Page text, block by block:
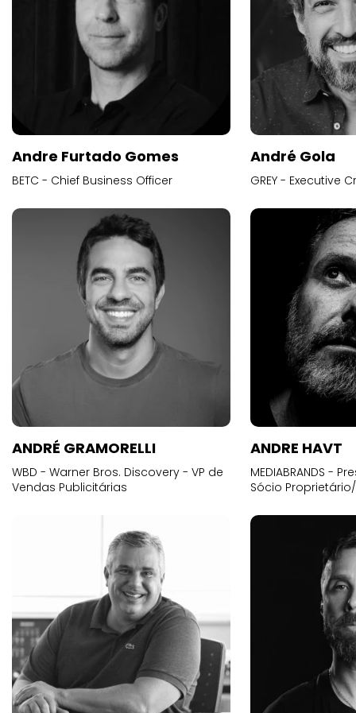
Andre Furtado Gomes
BETC - Chief Business Officer
André Gola
GREY - Executive
ANDRÉ GRAMORELLI
WBD - Warner Bros. Discovery - VP de
Vendas Publicitárias
ANDRE HAVT
MEDIABRANDS -
Sócio